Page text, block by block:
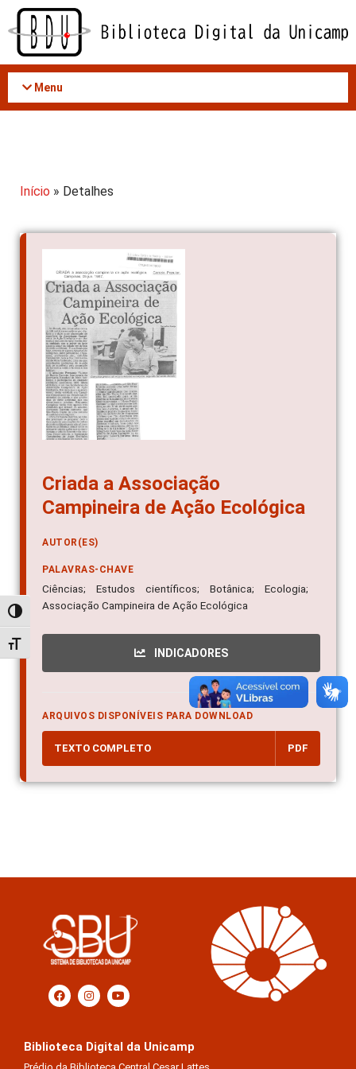
Acessar
conteúdo
Alternar alto contraste
Alternar tamanho da fonte
Menu
Início » Detalhes
Criada a Associação
Campineira de Ação Ecológica
AUTOR(ES)
PALAVRAS-CHAVE
Ciências; Estudos científicos; Botânica; Ecologia;
Associação Campineira de Ação Ecológica
INDICADORES
ARQUIVOS DISPONÍVEIS PARA DOWNLOAD
TEXTO COMPLETO PDF
Biblioteca Digital da Unicamp